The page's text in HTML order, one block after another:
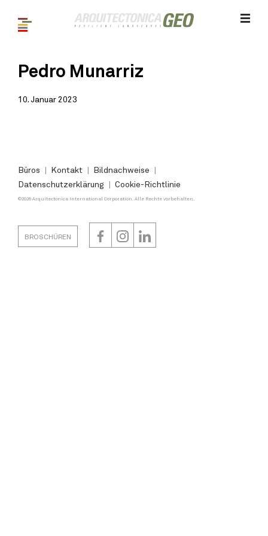
Pedro Munarriz
10. Januar 2023
Büros Kontakt
Bildnachweise
Datenschutzerklärung
Cookie-Richtlinie
©2026 Arquitectonica International Corporation. Alle Rechte vorbehalten.
BROSCHÜREN